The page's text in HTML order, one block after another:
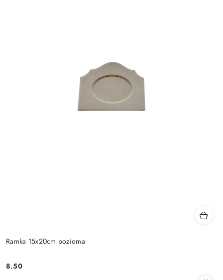
Ramka 15x20cm pozioma
Cena:
8.50